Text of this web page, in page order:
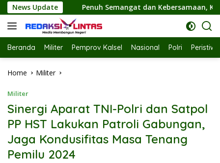
Skip
to
content
News Updatedan Kebersamaan, Ketua TP PKK Hj. Fathul Jannah
Beranda Militer Pemprov Kalsel Nasional Polri
Home Militer
Militer
Sinergi Aparat TNI-Polri dan Satpol
PP HST Lakukan Patroli Gabungan,
Jaga Kondusifitas Masa Tenang
Pemilu 2024